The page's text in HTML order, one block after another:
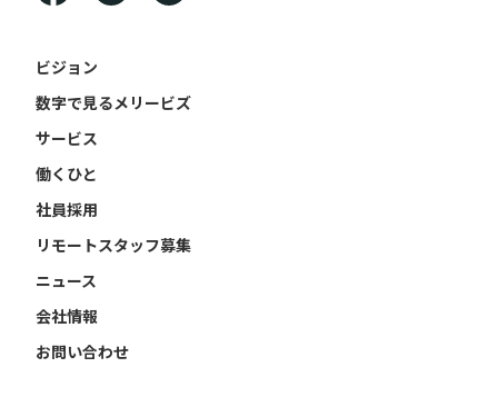
ビジョン
数字で見るメリービズ
サービス
働くひと
社員採用
リモートスタッフ募集
ニュース
会社情報
お問い合わせ